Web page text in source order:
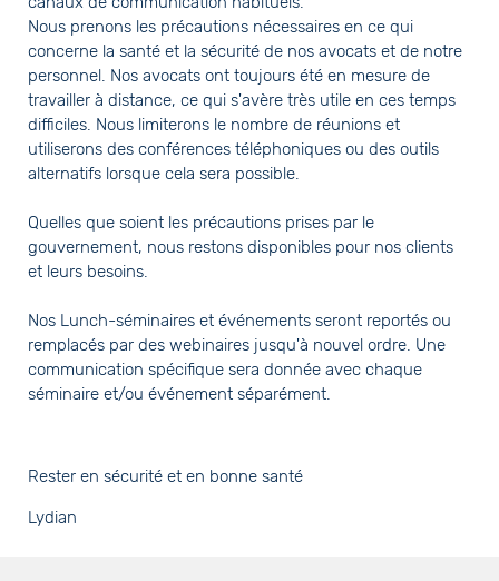
Nous prenons les précautions nécessaires en ce qui
concerne la santé et la sécurité de nos avocats et de notre
personnel. Nos avocats ont toujours été en mesure de
travailler à distance, ce qui s'avère très utile en ces temps
difficiles. Nous limiterons le nombre de réunions et
utiliserons des conférences téléphoniques ou des outils
alternatifs lorsque cela sera possible.
Quelles que soient les précautions prises par le
gouvernement, nous restons disponibles pour nos clients
et leurs besoins.
Nos Lunch-séminaires et événements seront reportés ou
remplacés par des webinaires jusqu'à nouvel ordre. Une
communication spécifique sera donnée avec chaque
séminaire et/ou événement séparément.
Rester en sécurité et en bonne santé
Lydian